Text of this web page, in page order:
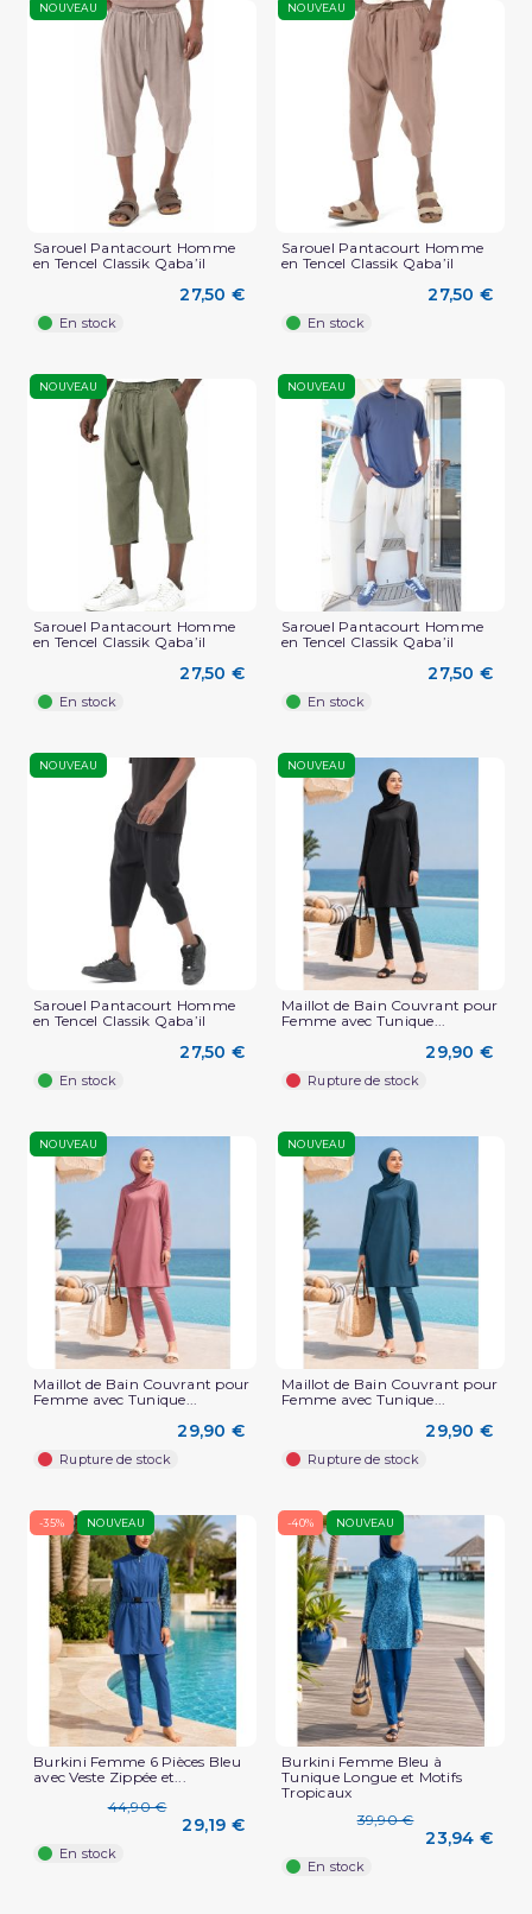
NOUVEAU
Sarouel Pantacourt Homme
en Tencel Classik Qaba’il
27,50 €
En stock
NOUVEAU
Sarouel Pantacourt Homme
en Tencel Classik Qaba’il
27,50 €
En stock
NOUVEAU
Sarouel Pantacourt Homme
en Tencel Classik Qaba’il
27,50 €
En stock
NOUVEAU
Sarouel Pantacourt Homme
en Tencel Classik Qaba’il
27,50 €
En stock
NOUVEAU
Sarouel Pantacourt Homme
en Tencel Classik Qaba’il
27,50 €
En stock
NOUVEAU
Maillot de Bain Couvrant pour
Femme avec Tunique...
29,90 €
Rupture de stock
NOUVEAU
Maillot de Bain Couvrant pour
Femme avec Tunique...
29,90 €
Rupture de stock
NOUVEAU
Maillot de Bain Couvrant pour
Femme avec Tunique...
29,90 €
Rupture de stock
-35% NOUVEAU
Burkini Femme 6 Pièces Bleu
avec Veste Zippée et...
44,90 €
29,19 €
En stock
-40% NOUVEAU
Burkini Femme Bleu à
Tunique Longue et Motifs
Tropicaux
39,90 €
23,94 €
En stock